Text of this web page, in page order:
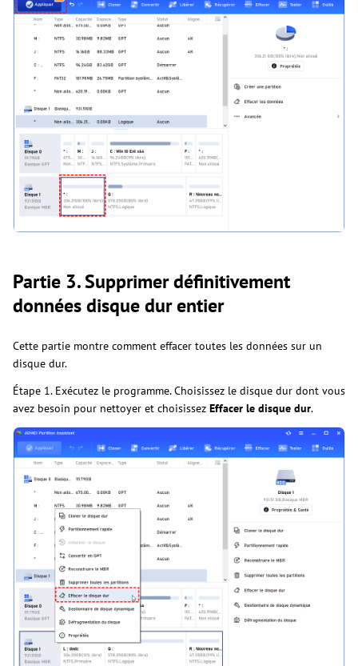
Partie 3. Supprimer définitivement
données disque dur entier
Cette partie montre comment effacer toutes les données sur un
disque dur.
Étape 1. Exécutez le programme. Choisissez le disque dur dont vous
avez besoin pour nettoyer et choisissez Effacer le disque dur.